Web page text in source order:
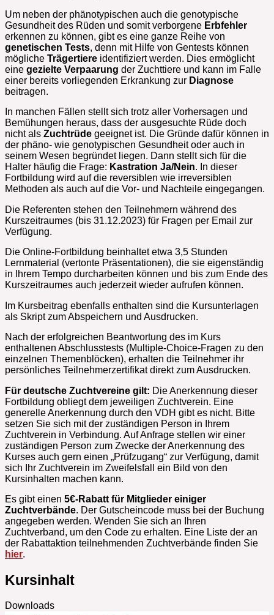
Um neben der phänotypischen auch die genotypische
Gesundheit des Rüden und somit verborgene Erbfehler
erkennen zu können, gibt es eine ganze Reihe von
genetischen Tests, denn mit Hilfe von Gentests können
mögliche Trägertiere identifiziert werden. Dies ermöglicht
eine gezielte Verpaarung der Zuchttiere und kann im Falle
einer bereits vorliegenden Erkrankung zur Diagnose
beitragen.
In manchen Fällen stellt sich trotz aller Vorhersagen und
Bemühungen heraus, dass der ausgesuchte Rüde doch
nicht als Zuchtrüde geeignet ist. Die Gründe dafür können in
der phäno- wie genotypischen Gesundheit oder auch in
seinem Wesen begründet liegen. Dann stellt sich für die
Halter häufig die Frage: Kastration Ja/Nein. In dieser
Fortbildung wird auf die reversiblen wie irreversiblen
Methoden als auch auf die Vor- und Nachteile eingegangen.
Die Referenten stehen den Teilnehmern während des
Kurszeitraumes (bis 31.12.2023) für Fragen per Email zur
Verfügung.
Die Online-Fortbildung beinhaltet etwa 3,5 Stunden
Lernmaterial (vertonte Präsentationen), die sie eigenständig
in Ihrem Tempo durcharbeiten können und bis zum Ende des
Kurszeitraumes auch jederzeit wieder aufrufen können.
Im Kursbeitrag ebenfalls enthalten sind die Kursunterlagen
als Skript zum Abspeichern und Ausdrucken.
Nach der erfolgreichen Beantwortung des im Kurs
enthaltenen Abschlusstests (Multiple-Choice-Fragen zu den
einzelnen Themenblöcken), erhalten die Teilnehmer ihr
persönliches Teilnehmerzertifikat direkt zum Ausdrucken.
Für deutsche Zuchtvereine gilt: Die Anerkennung dieser
Fortbildung obliegt dem jeweiligen Zuchtverein. Eine
generelle Anerkennung durch den VDH gibt es nicht. Bitte
setzen Sie sich mit der zuständigen Person in Ihrem
Zuchtverein in Verbindung. Auf Anfrage stellen wir einer
zuständigen Person zum Zwecke der Anerkennung des
Kurses auch gern einen „Prüfzugang“ zur Verfügung, damit
sich Ihr Zuchtverein im Zweifelsfall ein Bild von den
Kursinhalten machen kann.
Es gibt einen 5€-Rabatt für Mitglieder einiger
Zuchtverbände. Der Gutscheincode muss bei der Buchung
angegeben werden. Wenden Sie sich an Ihren
Zuchtverband, um den Code zu erhalten. Eine Liste der an
der Rabattaktion teilnehmenden Zuchtverbände finden Sie
hier.
Kursinhalt
Downloads